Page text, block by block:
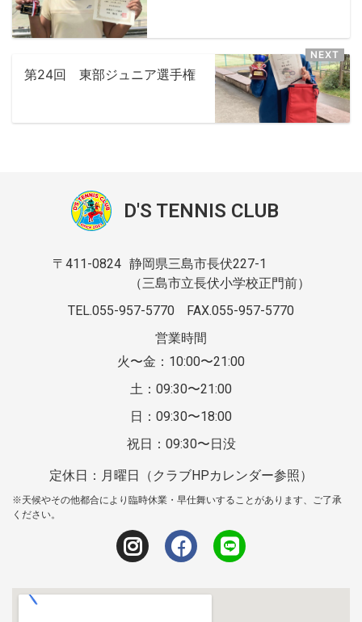
第24回 東部ジュニア選手権
D'S TENNIS CLUB
〒411-0824 静岡県三島市長伏227-1
（三島市立長伏小学校正門前）
TEL.055-957-5770
FAX.055-957-5770
営業時間
火〜金：10:00〜21:00
土：09:30〜21:00
日：09:30〜18:00
祝日：09:30〜日没
定休日：月曜日（クラブHPカレンダー参照）
※天候やその他都合により臨時休業・早仕舞いすることがあります、ご了承
ください。